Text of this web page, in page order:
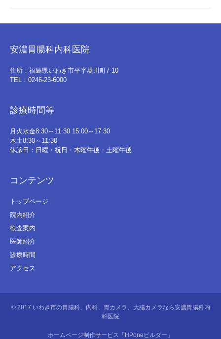
安濃胃腸科内科医院
住所：福島県いわき市平字菱川町7-10
TEL：0246-23-6000
診療時間等
月火水金8:30～11:30 15:00～17:30
木土8:30～11:30
休診日：日曜・祝日・木曜午後・土曜午後
コンテンツ
トップページ
院内紹介
検査案内
医師紹介
診療時間
アクセス
© 2017 いわき市の胃腸科、内科、胃カメラ、大腸カメラなら安濃胃腸科内
科医院
ホームページ制作サービス「HPoneビルダー」